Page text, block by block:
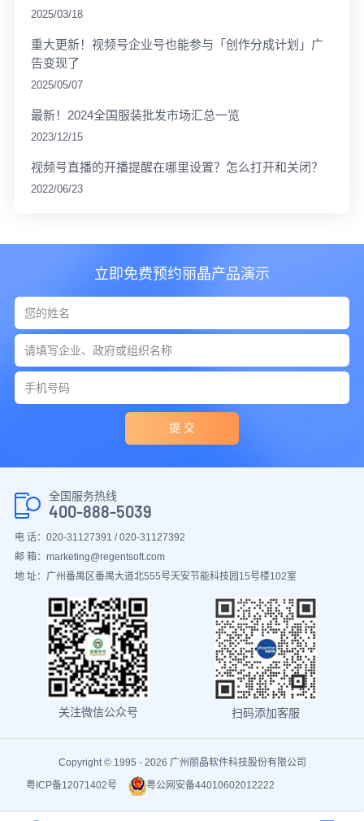
2025/03/18
重大更新！视频号企业号也能参与「创作分成计划」广
告变现了
2025/05/07
最新！2024全国服装批发市场汇总一览
2023/12/15
视频号直播的开播提醒在哪里设置？怎么打开和关闭？
2022/06/23
立即免费预约丽晶产品演示
提 交
全国服务热线
400-888-5039
电 话：020-31127391 / 020-31127392
邮 箱：marketing@regentsoft.com
地 址：广州番禺区番禺大道北555号天安节能科技园15号楼102室
关注微信公众号 扫码添加客服
Copyright © 1995 - 2026 广州丽晶软件科技股份有限公司
粤ICP备12071402号
粤公网安备44010602012222